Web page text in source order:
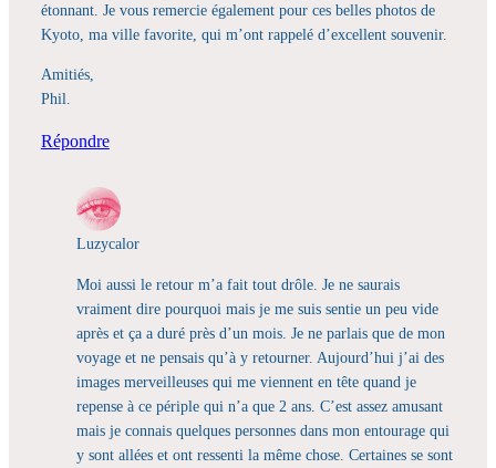
étonnant. Je vous remercie également pour ces belles photos de
Kyoto, ma ville favorite, qui m’ont rappelé d’excellent souvenir.
Amitiés,
Phil.
Répondre
Luzycalor
Moi aussi le retour m’a fait tout drôle. Je ne saurais
vraiment dire pourquoi mais je me suis sentie un peu vide
après et ça a duré près d’un mois. Je ne parlais que de mon
voyage et ne pensais qu’à y retourner. Aujourd’hui j’ai des
images merveilleuses qui me viennent en tête quand je
repense à ce périple qui n’a que 2 ans. C’est assez amusant
mais je connais quelques personnes dans mon entourage qui
y sont allées et ont ressenti la même chose. Certaines se sont